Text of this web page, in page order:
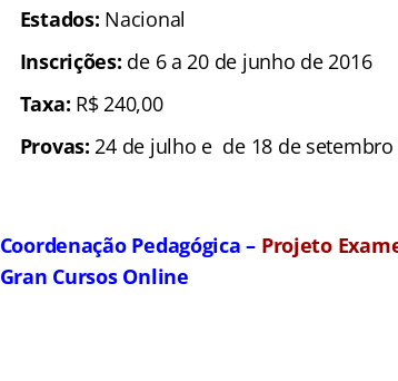
Estados: Nacional
Inscrições: de 6 a 20 de junho de 2016
Taxa: R$ 240,00
Provas: 24 de julho e de 18 de setembro
Coordenação Pedagógica – Projeto
Gran Cursos Online